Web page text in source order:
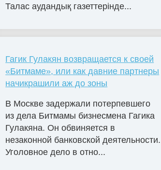
Талас аудандық газеттерінде...
Гагик Гулакян возвращается к своей
«Битмаме», или как давние партнеры
начикрашили аж до зоны
В Москве задержали потерпевшего
из дела Битмамы бизнесмена Гагика
Гулакяна. Он обвиняется в
незаконной банковской деятельности.
Уголовное дело в отно...